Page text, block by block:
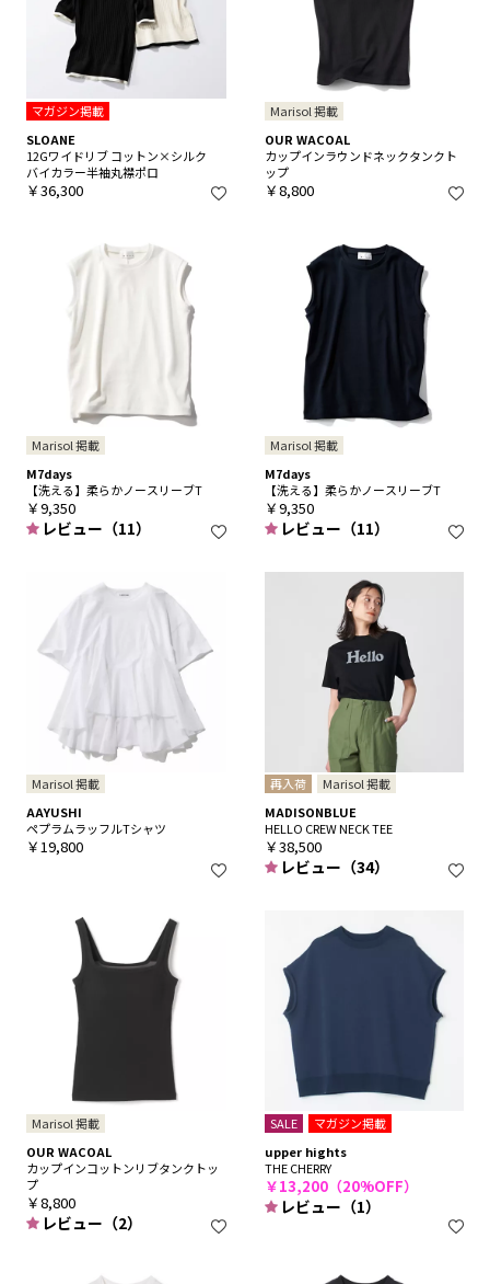
マガジン掲載
SLOANE
12Gワイドリブ コットン×シルク
バイカラー半袖丸襟ポロ
￥36,300
Marisol 掲載
OUR WACOAL
カップインラウンドネックタンクト
ップ
￥8,800
Marisol 掲載
M7days
【洗える】柔らかノースリーブT
￥9,350
レビュー（11）
Marisol 掲載
M7days
【洗える】柔らかノースリーブT
￥9,350
レビュー（11）
Marisol 掲載
AAYUSHI
ペプラムラッフルTシャツ
￥19,800
再入荷
Marisol 掲載
MADISONBLUE
HELLO CREW NECK TEE
￥38,500
レビュー（34）
Marisol 掲載
OUR WACOAL
カップインコットンリブタンクトッ
プ
￥8,800
レビュー（2）
SALE
マガジン掲載
upper hights
THE CHERRY
￥13,200（20%OFF）
レビュー（1）